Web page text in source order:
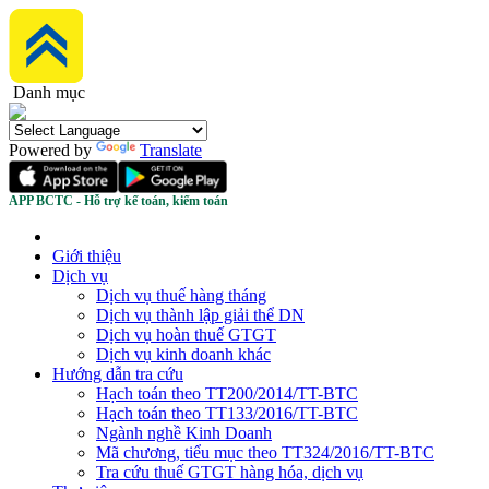
Danh mục
Powered by Translate
APP BCTC - Hỗ trợ kế toán, kiểm toán
Giới thiệu
Dịch vụ
Dịch vụ thuế hàng tháng
Dịch vụ thành lập giải thể DN
Dịch vụ hoàn thuế GTGT
Dịch vụ kinh doanh khác
Hướng dẫn tra cứu
Hạch toán theo TT200/2014/TT-BTC
Hạch toán theo TT133/2016/TT-BTC
Ngành nghề Kinh Doanh
Mã chương, tiểu mục theo TT324/2016/TT-BTC
Tra cứu thuế GTGT hàng hóa, dịch vụ